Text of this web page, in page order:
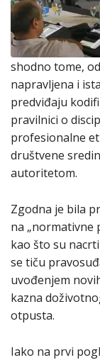
shodno tome,
napravljena i
predviđaju
pravilnici o
profesionalne
društvene
autoritetom.
Zgodna je bila
na „normativne
kao što su
se tiču
uvođenjem
kazna
otpusta.
Iako na prvi